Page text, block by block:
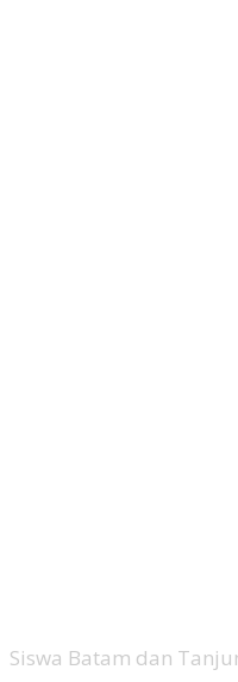
Siswa Batam dan